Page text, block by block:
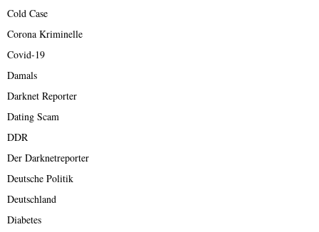
Cold Case
Corona Kriminelle
Covid-19
Damals
Darknet Reporter
Dating Scam
DDR
Der Darknetreporter
Deutsche Politik
Deutschland
Diabetes